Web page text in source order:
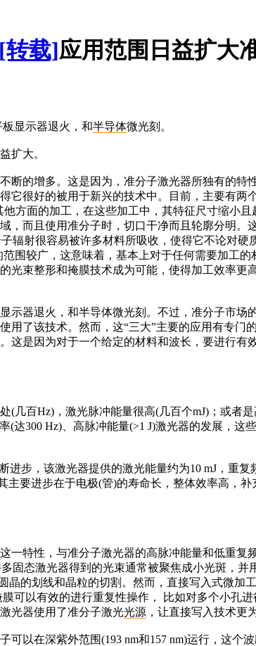
[转载]应用范围日益扩大
显示器退火，和半导体微光刻。
扩大。
的增多。这是因为，准分子激光器所独有的特
很好的被用于新兴的技术中。目前，主要有两
方面的加工，在这些加工中，其特征尺寸缩小且
，而且使用准分子时，切口干净而且轮廓分明。
辐射很容易被许多材料所吸收，使得它不论对硬
围较广，这意味着，基本上对于任何需要加工的
光束整形和掩膜技术成为可能，使得加工效率更
器退火，和半导体微光刻。不过，准分子市场
了该技术。然而，这“三大”主要的应用有专门
这是因为对于一个给定的材料和波长，要进行
Hz)，激光脉冲能量很高(几百个mJ)；或者是
达300 Hz)、高脉冲能量(>1 J)激光器的发展，
步，该激光器提供的激光能量约为10 mJ，重复
主要进步在于电极(管)的寿命长，整体效率高，
特性，与准分子激光器的高脉冲能量和低重复
固态激光器得到的光束通常被聚焦成小光斑，
的划线和晶粒的切割。然而，直接写入式微加
可以有效的进行重复性操作， 比如对多个小孔
光器使用了准分子激光光源 ，让直接写入技术更
在深紫外范围(193 nm和157 nm)运行，这个